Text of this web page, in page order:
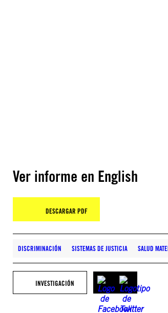
Ver informe en English
DESCARGAR PDF
DISCRIMINACIÓN SISTEMAS DE JUSTICIA SALUD
INVESTIGACIÓN